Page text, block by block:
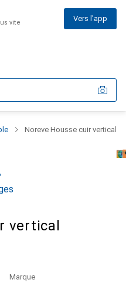
vite Vers l'app
Noreve Housse cuir vertical
vertical
Marque